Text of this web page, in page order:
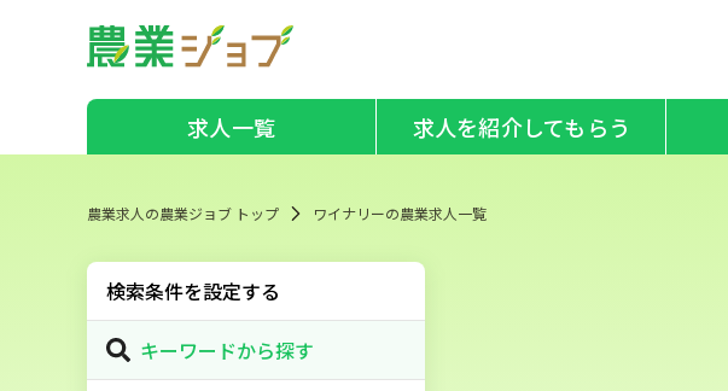
求人一覧 求人を紹介してもらう
農業求人の農業ジョブ トップ ワイナリーの農業求人一覧
検索条件を設定する
キーワードから探す